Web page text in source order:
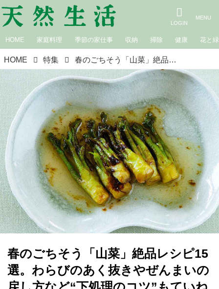
HOME 家庭料理 季節の家仕事 収納 掃除 健康 花と緑
HOME 特集 春のごちそう「山菜」絶品レシピ15選。わらびのあく抜きやぜんまいの戻し方など“下処理のコツ”もていねいに解説｜5月のおすすめ記事
春のごちそう「山菜」絶品レシピ15
選。わらびのあく抜きやぜんまいの